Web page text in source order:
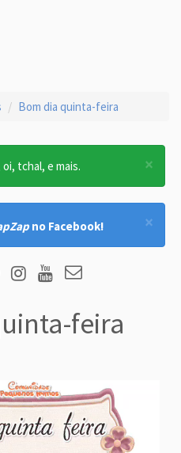
Bom dia quinta-feira
×
tchal, e mais.
×
no Facebook!
feira